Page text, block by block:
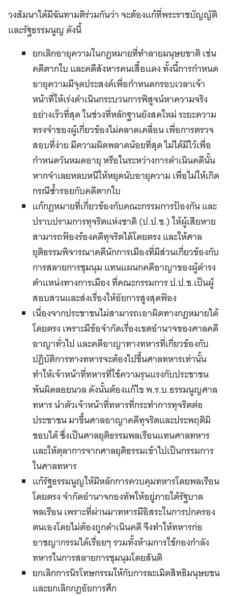
วงสัมนาได้มีฉันทามติร่วมกันว่า จะต้องแก้ที่พระราชบัญญัติ
และรัฐธรรมนูญ ดังนี้
ยกเลิกอายุความในกฎหมายที่ทำลายมนุษยชาติ เช่น
คดีตากใบ และคดีสังหารคนเสื้อแดง ทั้งนี้การกำหนด
อายุความมีจุดประสงค์เพื่อกำหนดกรอบเวลาเจ้า
หน้าที่ให้เร่งดำเนินกระบวนการพิสูจน์หาความจริง
อย่างเร็วที่สุด ในช่วงที่หลักฐานยังสดใหม่ ระยะความ
ทรงจำของผู้เกี่ยวข้องไม่คลาดเคลื่อน เพื่อการตรวจ
สอบที่ง่าย มีความผิดพลาดน้อยที่สุด ไม่ได้มีไว้เพื่อ
กำหนดวันหมดอายุ หรือในระหว่างการดำเนินคดีนั้น
หากจำเลยหลบหนีให้หยุดนับอายุความ เพื่อไม่ให้เกิด
กรณีซ้ำรอยกับคดีตากใบ
แก้กฎหมายที่เกี่ยวข้องกับคณะกรรมการป้องกัน และ
ปราบปรามการทุจริตแห่งชาติ (ป.ป.ช.) ให้ผู้เสียหาย
สามารถฟ้องร้องคดีทุจริตได้โดยตรง และให้ศาล
ยุติธรรมพิจารณาคดีนักการเมืองที่มีส่วนเกี่ยวข้องกับ
การสลายการชุมนุม แทนแผนกคดีอาญาของผู้ดำรง
ตำแหน่งทางการเมือง ที่คณะกรรมการ ป.ป.ช.เป็นผู้
สอบสวนและส่งเรื่องให้อัยการสูงสุดฟ้อง
เนื่องจากประชาชนไม่สามารถเอาผิดทางกฎหมายได้
โดยตรง เพราะมีข้อจำกัดเรื่องเขตอำนาจของศาลคดี
อาญาทั่วไป และคดีอาญาทางทหารที่เกี่ยวข้องกับ
ปฏิบัติการทางทหารจะต้องไปขึ้นศาลทหารเท่านั้น
ทำให้เจ้าหน้าที่ทหารที่ใช้ความรุนแรงกับประชาชน
พ้นผิดลอยนวล ดังนั้นต้องแก้ไข พ.ร.บ.ธรรมนูญศาล
ทหาร นำตัวเจ้าหน้าที่ทหารที่กระทำการทุจริตต่อ
ประชาชน มาขึ้นศาลอาญาคดีทุจริตและประพฤติมิ
ชอบได้ ซึ่งเป็นศาลยุติธรรมพลเรือนแทนศาลทหาร
และให้ตุลาการจากศาลยุติธรรมเข้าไปเป็นกรรมการ
ในศาลทหาร
แก้รัฐธรรมนูญให้มีหลักการควบคุมทหารโดยพลเรือน
โดยตรง จำกัดอำนาจกองทัพให้อยู่ภายใต้รัฐบาล
พลเรือน เพราะที่ผ่านมาทหารมีอิสระในการปกครอง
ตนเองโดยไม่ต้องถูกดำเนินคดี จึงทำให้ทหารก่อ
อาชญากรรมได้เรื่อยๆ รวมทั้งห้ามการใช้กองกำลัง
ทหารในการสลายการชุมนุมโดยสันติ
ยกเลิกการนิรโทษกรรมให้กับการละเมิดสิทธิมนุษยชน
และยกเลิกกฎอัยการศึก